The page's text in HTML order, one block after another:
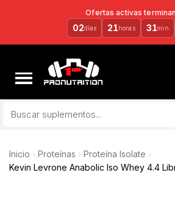
Ofertas activas
02días 21horas 31min
Inicio Proteínas
Proteína Isolate
Kevin Levrone Anabolic Iso Whey 4.4